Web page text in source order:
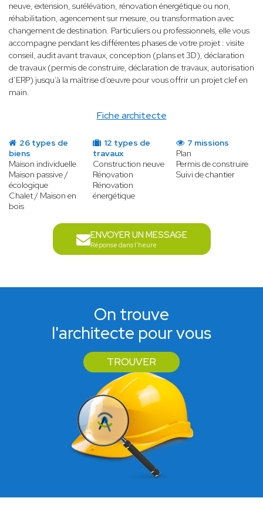
Fiche architecte
neuve, extension, surélévation, rénovation énergétique ou non,
réhabilitation, agencement sur mesure, ou transformation avec
changement de destination. Particuliers ou professionnels, elle vous
accompagne pendant les différentes phases de votre projet : visite
conseil, audit avant travaux, conception (plans et 3D), déclaration
de travaux (permis de construire, déclaration de travaux, autorisation
d’ERP) jusqu’à la maîtrise d’œuvre pour vous offrir un projet clef en
main.
26 types de
biens
Maison individuelle
Maison passive /
écologique
Chalet / Maison en
bois
12 types de
travaux
Construction neuve
Rénovation
Rénovation
énergétique
7 missions
Plan
Permis de construire
Suivi de chantier
ENVOYER UN MESSAGE
Réponse dans l'heure
On trouve
l'architecte pour vous
TROUVER